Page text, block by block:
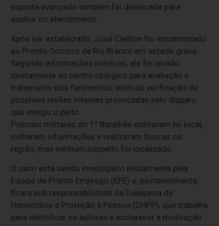
suporte avançado também foi deslocada para
auxiliar no atendimento.
Após ser estabilizado, José Cleilton foi encaminhado
ao Pronto-Socorro de Rio Branco em estado grave.
Segundo informações médicas, ele foi levado
diretamente ao centro cirúrgico para avaliação e
tratamento dos ferimentos, além da verificação de
possíveis lesões internas provocadas pelo disparo
que atingiu o peito.
Policiais militares do 1º Batalhão estiveram no local,
colheram informações e realizaram buscas na
região, mas nenhum suspeito foi localizado.
O caso está sendo investigado inicialmente pela
Equipe de Pronto Emprego (EPE) e, posteriormente,
ficará sob responsabilidade da Delegacia de
Homicídios e Proteção à Pessoa (DHPP), que trabalha
para identificar os autores e esclarecer a motivação